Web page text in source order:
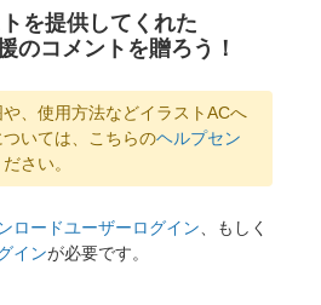
を提供してくれた
のコメントを贈ろう！
、使用方法などイラストACへ
いては、こちらのヘルプセン
さい。
ロードユーザーログイン 、もしく
インが必要です。